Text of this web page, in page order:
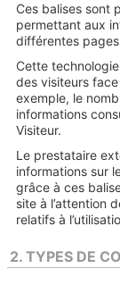
Ces balises sont
permettant aux
différentes
Cette technologie
des visiteurs
exemple, le
informations
Visiteur.
Le prestataire
informations sur
grâce à ces
site à l’attention
relatifs à
2. TYPES DE